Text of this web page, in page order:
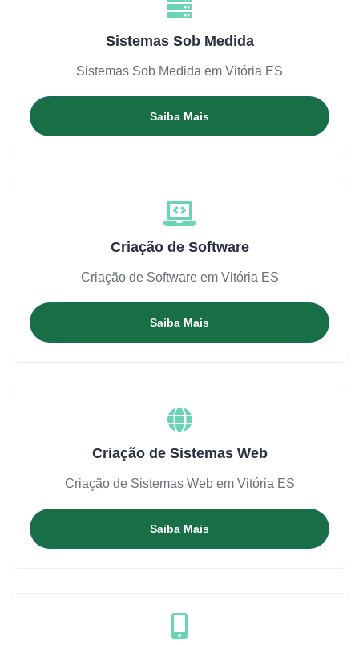
Sistemas Sob Medida
Sistemas Sob Medida em Vitória ES
Saiba Mais
Criação de Software
Criação de Software em Vitória ES
Saiba Mais
Criação de Sistemas Web
Criação de Sistemas Web em Vitória ES
Saiba Mais